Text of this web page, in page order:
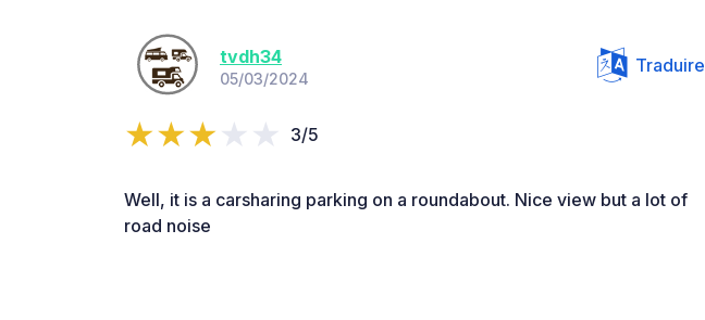
tvdh34
05/03/2024
Traduire
3/5
Well, it is a carsharing parking on a roundabout. Nice view but a lot of
road noise